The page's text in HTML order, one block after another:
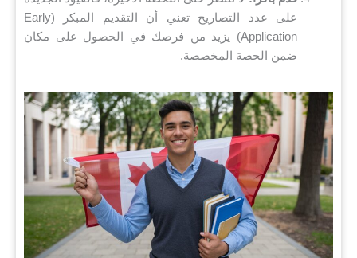
على عدد التصاريح تعني أن التقديم المبكر (Early
Application) يزيد من فرصك في الحصول على مكان
ضمن الحصة المخصصة.